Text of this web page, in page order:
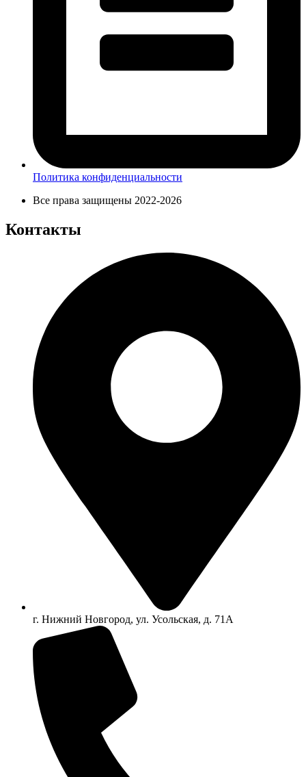
Политика конфиденциальности
Все права защищены 2022-2026
Контакты
г. Нижний Новгород, ул. Усольская, д. 71А